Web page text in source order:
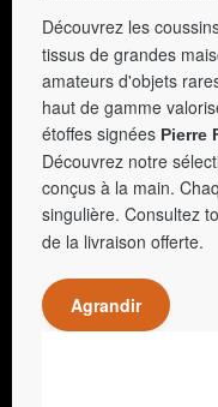
Découvrez les
tissus de grandes
amateurs d'objets
haut de gamme
étoffes signées Pierre
Découvrez notre
conçus à la main.
singulière. Consultez
de la livraison offerte.
Agrandir